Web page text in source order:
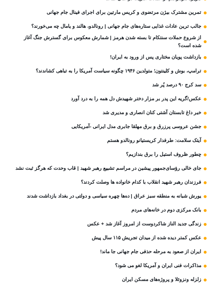
تمرین مشترک بیژن مرتضوی و کریس مارتین برای اجرای فینال جام جهانی
جالب ترین عادات غذایی ستاره‌های جام جهانی | رونالدو، هالند و یامال چه می‌خورند؟
از شروع حملات سنتکام تا بسته شدن هرمز | شمارش معکوس برای گسترش جنگ آغاز
شده است؟
بازداشت پویان مختاری پس از ورود به ایران!
ترامپ، بوش و کلینتون؛ متولدین ۱۹۴۶ چگونه سیاست آمریکا را به تباهی کشاندند؟
سد کرج ۹۰ درصد پُر شد
عکس/گریه این پدر بر مزار دختر شهیدش دل همه را به درد آورد
خبر داغ تابستان آشتی کنان انصاری و مدیری شد
جشن عروسی پرزرق و برق مهلقا جابری مدل ایرانی -آمریکایی
آیتک سلامت: طرفدار کریستیانو رونالدو هستم
چطور ظروف استیل را برق بندازیم؟
جای خالی رؤسای‌جمهور پیشین در مراسم تشییع رهبر شهید | قاب وحدت که هرگز ثبت نشد
فرزندان رهبر شهید انقلاب با کدام خانواده ها وصلت کردند؟
یورش شبانه به منطقه سبز عراق | ده‌ها چهره سیاسی و دولتی در بغداد بازداشت شدند
بانک مرکزی دوم در خانه‌های مردم
زندگی جدید الناز شاکردوست از امروز آغاز شد + عکس
عکس کمتر دیده شده از میدان تجریش ۱۱۵ سال پیش
ایران از صعود به مرحله حذفی جام جهانی جا ماند!
مذاکرات فنی ایران و آمریکا لغو می شود؟
زلزله ونزوئلا و پروژه‌های مسکن ایران